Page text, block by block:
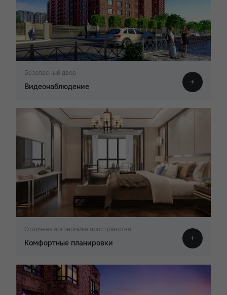
Безопасный двор
Видеонаблюдение
Отличная эргономика пространства
Комфортные планировки